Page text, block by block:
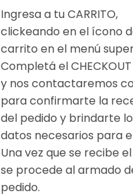
Ingresa a tu CARRITO,
clickeando en el ícono
carrito en el menú
Completá el CHECKOUT
y nos contactaremos
para confirmarte la
del pedido y brindarte
datos necesarios para
Una vez que se recibe
se procede al armado
pedido.